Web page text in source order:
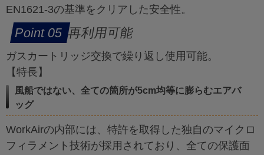
EN1621-3の基準をクリアした安全性。
再利用可能
ガスカートリッジ交換で繰り返し使用可能。
【特長】
風船ではない、全ての箇所が5cm均等に膨らむエアバ
ッグ
WorkAirの内部には、特許を取得した独自のマイクロ
フィラメント技術が採用されており、全ての保護面